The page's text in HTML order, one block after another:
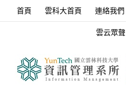
首頁 雲科大首頁 連絡我們
雲云眾聲